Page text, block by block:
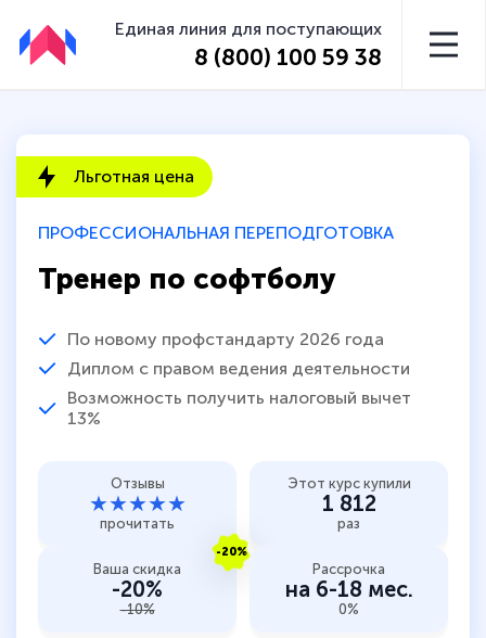
Единая линия для поступающих
8 (800) 100 59 38
ПРОФЕССИОНАЛЬНАЯ ПЕРЕПОДГОТОВКА
Тренер по софтболу
По новому профстандарту 2026 года
Диплом с правом ведения деятельности
Возможность получить налоговый вычет
13%
Льготная цена
Отзывы
★★★★★
прочитать
Этот курс купили
1 812
раз
-20%
Ваша скидка
-20%
-10%
Рассрочка
на 6-18 мес.
0%